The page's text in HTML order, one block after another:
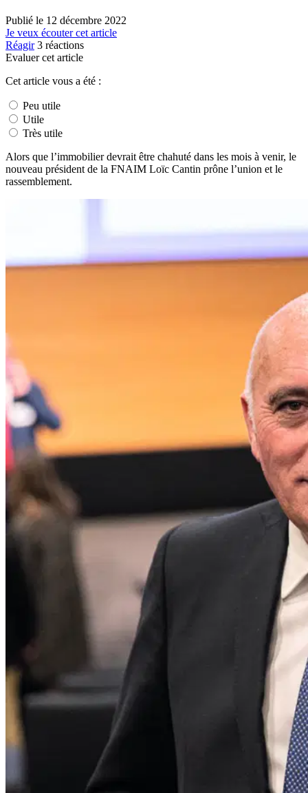
Publié le 12 décembre 2022
Je veux écouter cet article
Réagir 3 réactions
Evaluer cet article
Cet article vous a été :
Peu utile
Utile
Très utile
Alors que l’immobilier devrait être chahuté dans les mois à venir, le
nouveau président de la FNAIM Loïc Cantin prône l’union et le
rassemblement.